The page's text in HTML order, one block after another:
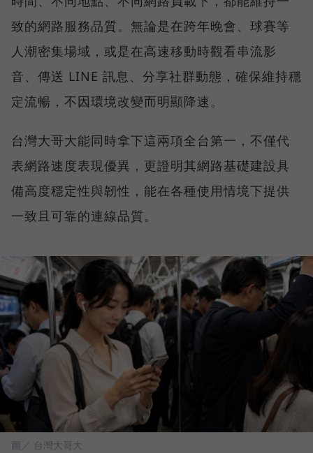
致的網路服務品質。無論是在跨年晚會、球賽等
人潮密集場域，或是在高速移動時觀看串流影
音、傳送 LINE 訊息、分享社群動態，確保維持穩
定流暢，不因環境改變而明顯降速。
台灣大哥大能同時拿下這兩項全台第一，不僅代
表網路速度表現優異，更證明其網路基礎建設具
備高度穩定性與韌性，能在各種使用情境下提供
一致且可靠的連線品質。
圖／ 台灣大哥大